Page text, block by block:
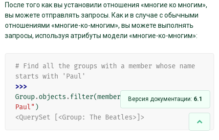
Версия документации: 6.1
После того как вы установили отношения «многие ко многим»,
вы можете отправлять запросы. Как и в случае с обычными
отношениями «многие-ко-многим», вы можете выполнять
запросы, используя атрибуты модели «многие-ко-многим»:
# Find all the groups with a member whose name
starts with 'Paul'
Group.objects .filter(members__name__startswith= "
Paul" )
<QuerySet [<Group: The Beatles>]>